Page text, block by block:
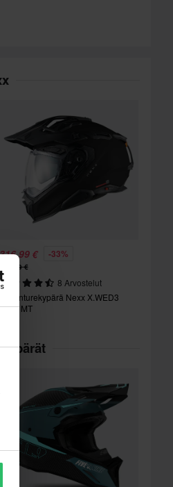
€ -33%
474,99 €
8 Arvostelut
Adventurekypärä Nexx X.WED3
MT